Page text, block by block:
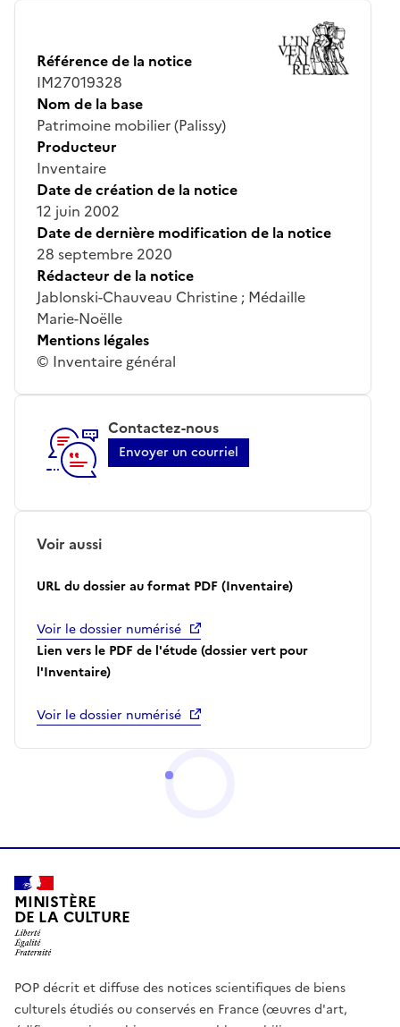
Référence de la notice
IM27019328
Nom de la base
Patrimoine mobilier (Palissy)
Producteur
Inventaire
Date de création de la notice
12 juin 2002
Date de dernière modification de la notice
28 septembre 2020
Rédacteur de la notice
Jablonski-Chauveau Christine ; Médaille
Marie-Noëlle
Mentions légales
© Inventaire général
Contactez-nous
Envoyer un courriel
Voir aussi
URL du dossier au format PDF (Inventaire)
Voir le dossier numérisé
Lien vers le PDF de l'étude (dossier vert pour
l'Inventaire)
Voir le dossier numérisé
MINISTÈRE
DE LA CULTURE
POP décrit et diffuse des notices scientifiques de biens
culturels étudiés ou conservés en France (œuvres d'art,